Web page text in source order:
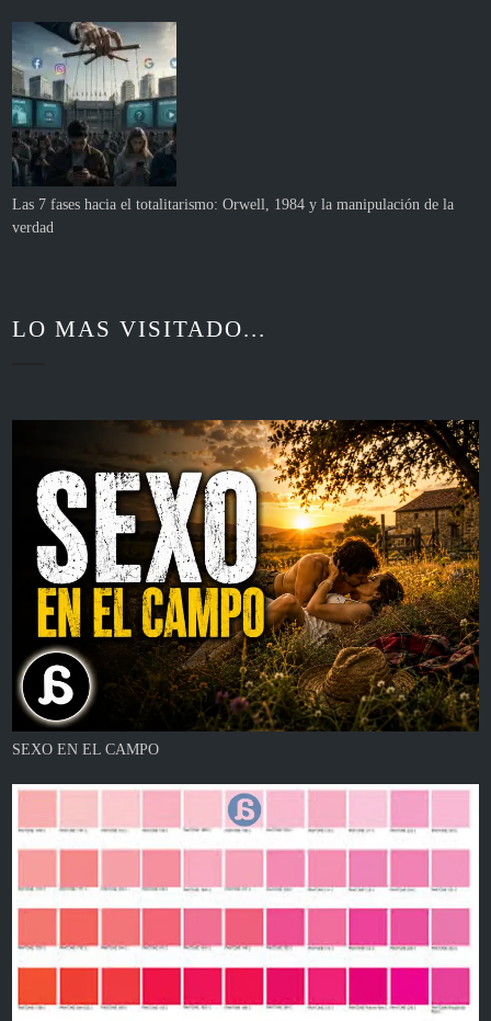
Las 7 fases hacia el totalitarismo: Orwell, 1984 y la manipulación de la
verdad
LO MAS VISITADO...
SEXO EN EL CAMPO